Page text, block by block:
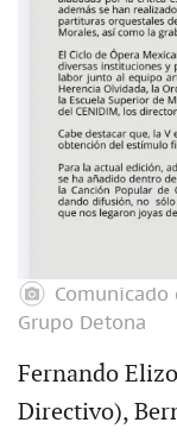
Comunicado
Grupo Detona
Fernando
Directivo),